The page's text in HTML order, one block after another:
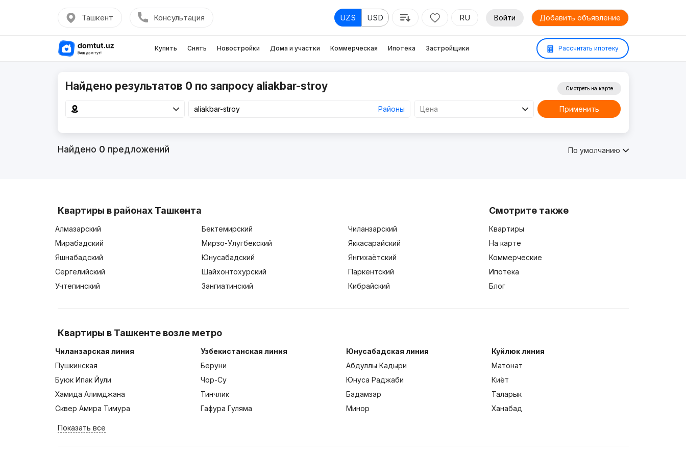
Ташкент Консультация UZS USD RU Войти Добавить объявление
Купить Снять Новостройки Дома и участки Коммерческая Ипотека Застройщики Рассчитать ипотеку
Найдено результатов 0 по запросу aliakbar-stroy
Районы Цена
Смотреть на карте
Применить
Найдено 0 предложений По умолчанию
Квартиры в районах Ташкента
Алмазарский Бектемирский
Чиланзарский
Мирабадский
Мирзо-Улугбекский
Яккасарайский
Яшнабадский
Юнусабадский
Янгихаётский
Сергелийский
Шайхонтохурский
Паркентский
Учтепинский
Зангиатинский Кибрайский
Смотрите также
Квартиры
На карте
Коммерческие
Ипотека
Блог
Квартиры в Ташкенте возле метро
Чиланзарская линия
Пушкинская
Буюк Ипак Йули
Хамида Алимджана
Сквер Амира Тимура
Узбекистанская линия
Беруни
Чор-Су
Тинчлик
Гафура Гуляма
Юнусабадская линия
Абдуллы Кадыри
Юнуса Раджаби
Бадамзар
Минор
Куйлюк линия
Матонат
Киёт
Таларык
Ханабад
Показать все